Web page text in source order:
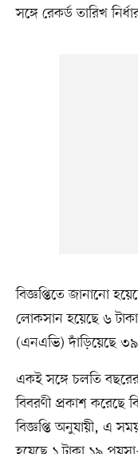
সঙ্গে রেকর্ড তারিখ
বিজ্ঞপ্তিতে জানানো
লোকসান হয়েছে ৬
(এনএভি) দাঁড়িয়েছে
একই সঙ্গে চলতি বছরের
বিবরণী প্রকাশ করেছে
বিজ্ঞপ্তি অনুযায়ী, এ